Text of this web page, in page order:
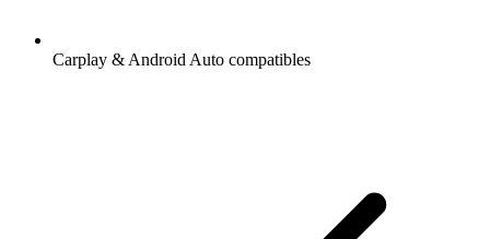
Carplay & Android Auto compatibles